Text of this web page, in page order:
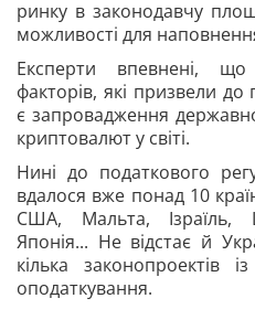
ринку в законодавчу
можливості для
Експерти впевнені,
факторів, які призвели до
є запровадження
криптовалют у світі.
Нині до податкового
вдалося вже понад 10
США, Мальта, Ізраїль,
Японія... Не відстає й
кілька законопроектів
оподаткування.